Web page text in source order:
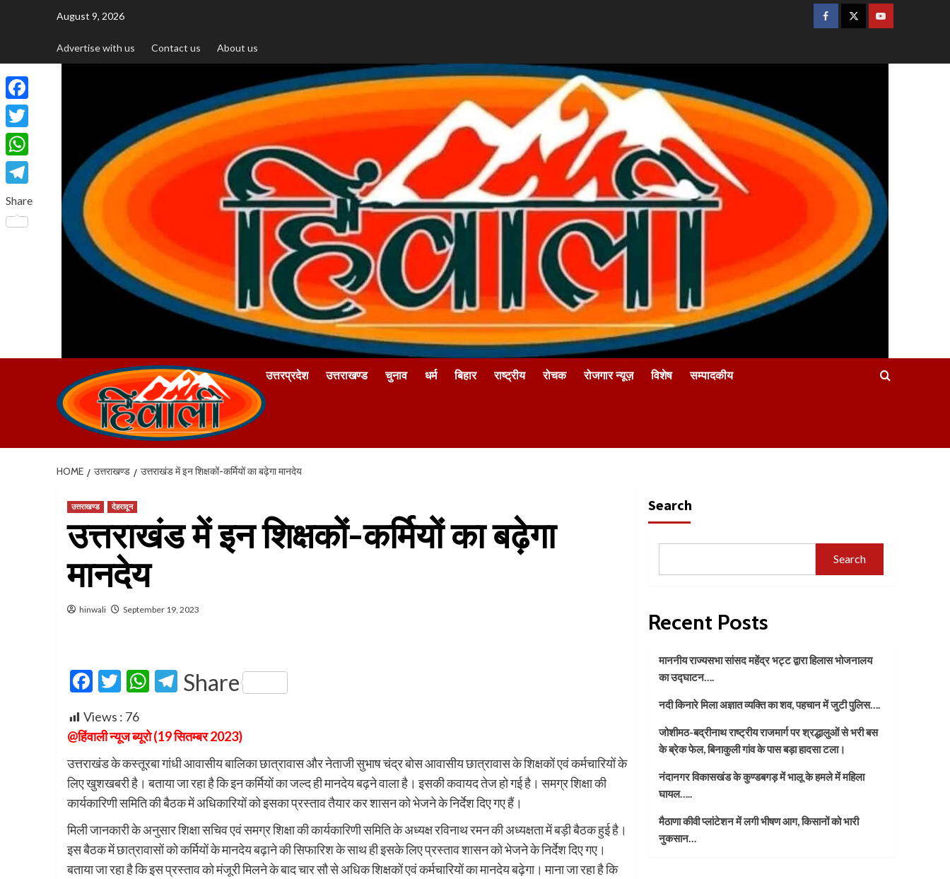
August 9, 2026
Advertise with us Contact us About us
उत्तरप्रदेश उत्तराखण्ड चुनाव धर्म बिहार राष्ट्रीय रोचक रोजगार न्यूज़ विशेष सम्पादकीय
HOME उत्तराखण्ड उत्तराखंड में इन शिक्षकों-कर्मियों का बढ़ेगा मानदेय
उत्तराखण्ड देहरादून
उत्तराखंड में इन शिक्षकों-कर्मियों का बढ़ेगा
मानदेय
hinwali September 19, 2023
Facebook
Twitter
WhatsApp
Telegram
Share
Views : 76
@हिंवाली न्यूज ब्यूरो (19 सितम्बर 2023)
उत्तराखंड के कस्तूरबा गांधी आवासीय बालिका छात्रावास और नेताजी सुभाष चंद्र बोस आवासीय छात्रावास के शिक्षकों एवं कर्मचारियों के
लिए खुशखबरी है। बताया जा रहा है कि इन कर्मियों का जल्द ही मानदेय बढ़ने वाला है। इसकी कवायद तेज हो गई है। समग्र शिक्षा की
कार्यकारिणी समिति की बैठक में अधिकारियों को इसका प्रस्ताव तैयार कर शासन को भेजने के निर्देश दिए गए हैं।
मिली जानकारी के अनुसार शिक्षा सचिव एवं समग्र शिक्षा की कार्यकारिणी समिति के अध्यक्ष रविनाथ रमन की अध्यक्षता में बड़ी बैठक हुई है।
इस बैठक में छात्रावासों को कर्मियों के मानदेय बढ़ाने की सिफारिश के साथ ही इसके लिए प्रस्ताव शासन को भेजने के निर्देश दिए गए।
बताया जा रहा है कि इस प्रस्ताव को मंजूरी मिलने के बाद चार सौ से अधिक शिक्षकों एवं कर्मचारियों का मानदेय बढ़ेगा। माना जा रहा है कि
Search
Search
Recent Posts
माननीय राज्यसभा सांसद महेंद्र भट्ट द्वारा हिलास भोजनालय
का उद्घाटन….
नदी किनारे मिला अज्ञात व्यक्ति का शव, पहचान में जुटी पुलिस….
जोशीमठ-बद्रीनाथ राष्ट्रीय राजमार्ग पर श्रद्धालुओं से भरी बस
के ब्रेक फेल, बिनाकुली गांव के पास बड़ा हादसा टला।
नंदानगर विकासखंड के कुण्डबगड़ में भालू के हमले में महिला
घायल…..
मैठाणा कीवी प्लांटेशन में लगी भीषण आग, किसानों को भारी
नुकसान…
Facebook
Twitter
WhatsApp
Telegram
Share